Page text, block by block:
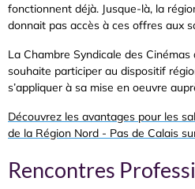
fonctionnent déjà. Jusque-là, la
donnait pas accès à ces offres aux
La Chambre Syndicale des
souhaite participer au dispositif
s’appliquer à sa mise en oeuvre
Découvrez les avantages pour les
de la Région Nord - Pas de Calais
Rencontres